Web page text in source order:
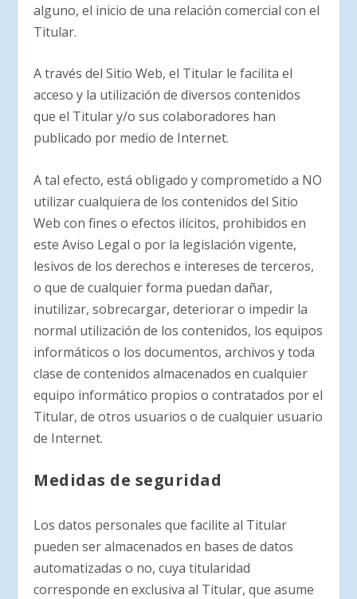
alguno, el inicio de una relación comercial con el
Titular.
A través del Sitio Web, el Titular le facilita el
acceso y la utilización de diversos contenidos
que el Titular y/o sus colaboradores han
publicado por medio de Internet.
A tal efecto, está obligado y comprometido a NO
utilizar cualquiera de los contenidos del Sitio
Web con fines o efectos ilícitos, prohibidos en
este Aviso Legal o por la legislación vigente,
lesivos de los derechos e intereses de terceros,
o que de cualquier forma puedan dañar,
inutilizar, sobrecargar, deteriorar o impedir la
normal utilización de los contenidos, los equipos
informáticos o los documentos, archivos y toda
clase de contenidos almacenados en cualquier
equipo informático propios o contratados por el
Titular, de otros usuarios o de cualquier usuario
de Internet.
Medidas de seguridad
Los datos personales que facilite al Titular
pueden ser almacenados en bases de datos
automatizadas o no, cuya titularidad
corresponde en exclusiva al Titular, que asume